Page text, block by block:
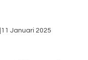
11 Januari 2025